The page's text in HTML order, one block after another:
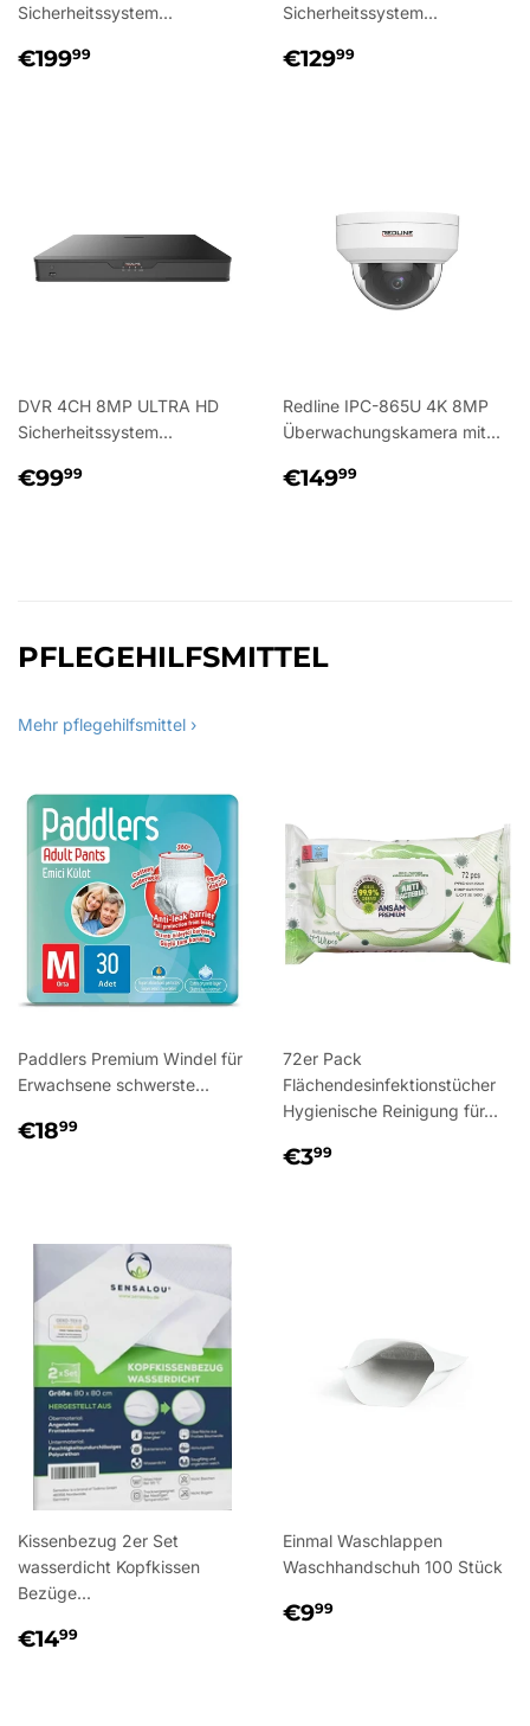
Sicherheitssystem...
NORMALER
€19999
Sicherheitssystem...
NORMALER
€12999
DVR 4CH 8MP ULTRA HD
Sicherheitssystem...
NORMALER
€9999
Redline IPC-865U 4K 8MP
Überwachungskamera mit...
NORMALER
€14999
PFLEGEHILFSMITTEL
Mehr pflegehilfsmittel ›
Paddlers Premium Windel für
Erwachsene schwerste...
NORMALER
€1899
72er Pack
Flächendesinfektionstücher
Hygienische Reinigung für...
NORMALER
€399
Kissenbezug 2er Set
wasserdicht Kopfkissen
Bezüge...
NORMALER
€1499
Einmal Waschlappen
Waschhandschuh 100 Stück
NORMALER
€999